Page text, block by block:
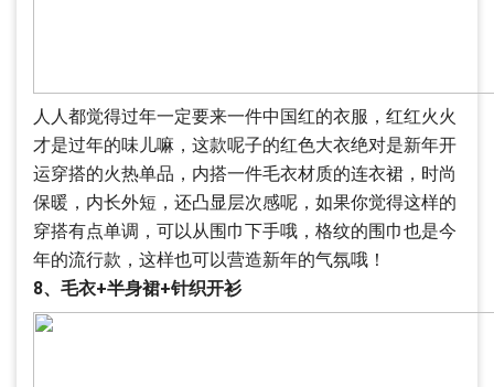
人人都觉得过年一定要来一件中国红的衣服，红红火火
才是过年的味儿嘛，这款呢子的红色大衣绝对是新年开
运穿搭的火热单品，内搭一件毛衣材质的连衣裙，时尚
保暖，内长外短，还凸显层次感呢，如果你觉得这样的
穿搭有点单调，可以从围巾下手哦，格纹的围巾也是今
年的流行款，这样也可以营造新年的气氛哦！
8、毛衣+半身裙+针织开衫